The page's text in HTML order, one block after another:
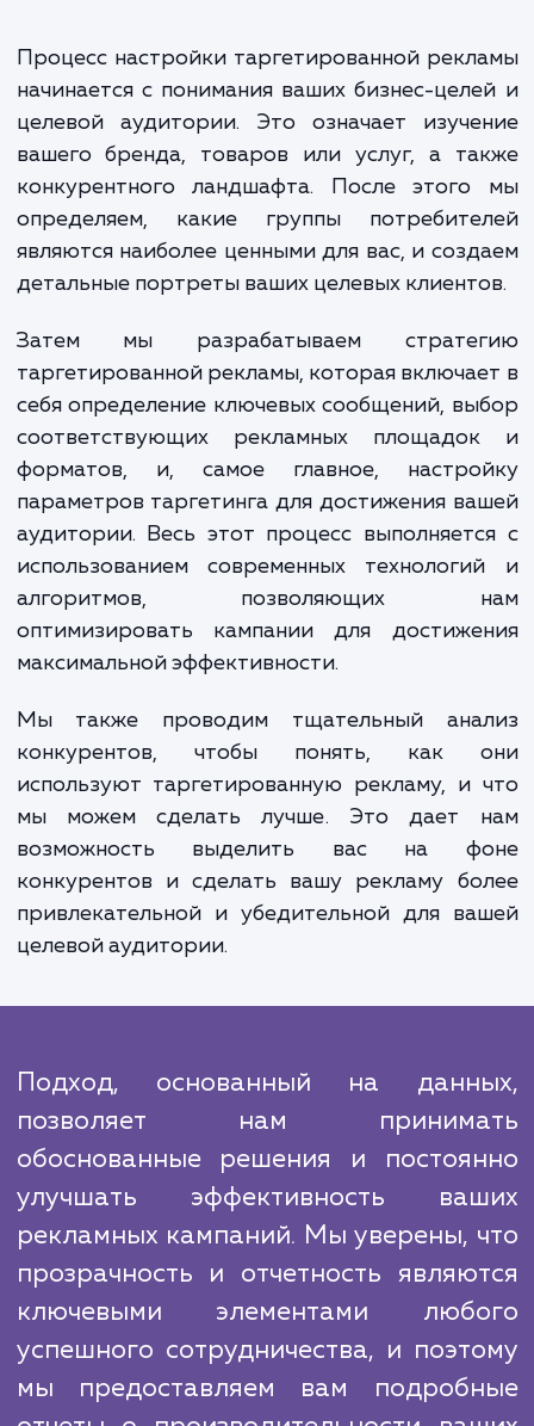
конечном итоге
увеличению продаж,
лояльности клиентов и росту
бизнеса.
Процесс настройки таргетированной
начинается с понимания ваших бизнес-
целевой аудитории. Это означает
вашего бренда, товаров или услуг, а
конкурентного ландшафта. После
определяем, какие группы
являются наиболее ценными для вас, и
детальные портреты ваших целевых
таргетированной рекламы, которая
себя определение ключевых сообщений,
соответствующих рекламных
форматов, и, самое главное,
параметров таргетинга для достижения
аудитории. Весь этот процесс
использованием современных
Мы также проводим тщательный
конкурентов, чтобы понять, как
используют таргетированную рекламу, и
мы можем сделать лучше. Это дает
конкурентов и сделать вашу рекламу
целевой аудитории.